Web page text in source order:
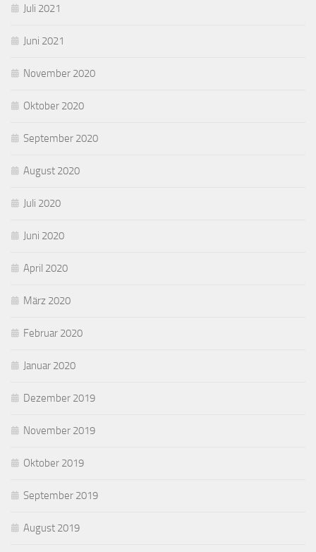
Juli 2021
Juni 2021
November 2020
Oktober 2020
September 2020
August 2020
Juli 2020
Juni 2020
April 2020
März 2020
Februar 2020
Januar 2020
Dezember 2019
November 2019
Oktober 2019
September 2019
August 2019